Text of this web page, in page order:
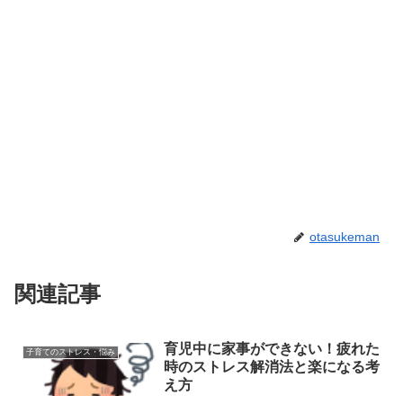
otasukeman
関連記事
子育てのストレス・悩み
育児中に家事ができない！疲れた
時のストレス解消法と楽になる考
え方